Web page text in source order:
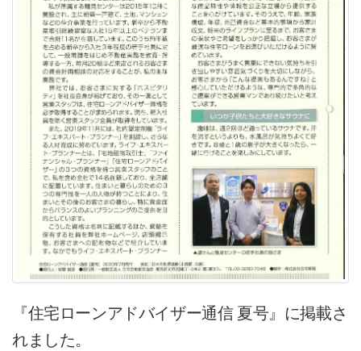
『住宅ローンアドバイザー通信 夏号』に掲載さ
れました。